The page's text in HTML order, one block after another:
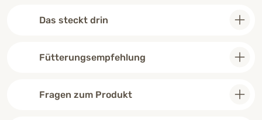
Das steckt drin
Fütterungsempfehlung
Fragen zum Produkt